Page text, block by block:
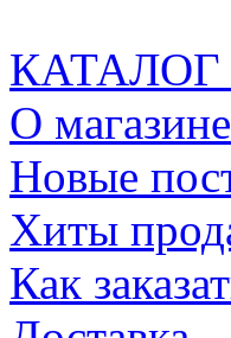
О магазине
Новые
Хиты
Как